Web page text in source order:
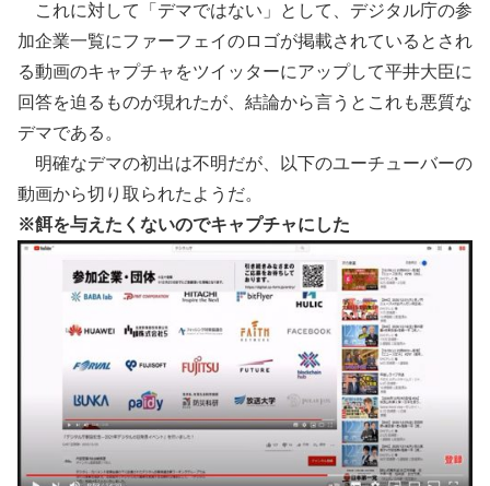
これに対して「デマではない」として、デジタル庁の参
加企業一覧にファーフェイのロゴが掲載されているとされ
る動画のキャプチャをツイッターにアップして平井大臣に
回答を迫るものが現れたが、結論から言うとこれも悪質な
デマである。
明確なデマの初出は不明だが、以下のユーチューバーの
動画から切り取られたようだ。
※餌を与えたくないのでキャプチャにした